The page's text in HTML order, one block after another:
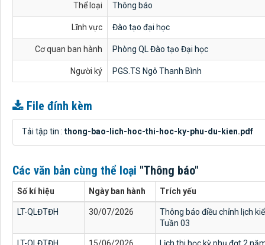
Thể loại Thông báo
Lĩnh vực Đào tạo đại học
Cơ quan ban hành Phòng QL Đào tạo Đại học
Người ký PGS.TS Ngô Thanh Bình
File đính kèm
Tải tập tin : thong-bao-lich-hoc-thi-hoc-ky-phu-du-kien.pdf
Các văn bản cùng thể loại "Thông báo"
Số kí hiệu Ngày ban hành Trích yếu
LT-QLĐTĐH 30/07/2026
Thông báo điều chỉnh lịch
Tuần 03